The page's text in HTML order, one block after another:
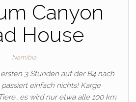
Canyon
House
Namibia
3 Stunden auf der B4 nach
passiert einfach nichts! Karge
wird nur etwa alle 100 km